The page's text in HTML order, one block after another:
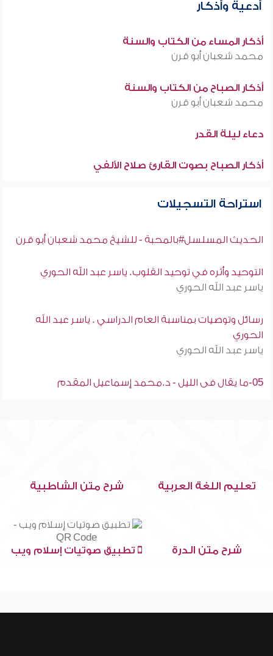
أدعية وأذكار
أذكار المساء من الكتاب والسنة
محمد شعبان أبو قرن
أذكار الصباح من الكتاب والسنة
محمد شعبان أبو قرن
دعاء ليلة القدر
أذكار الصباح بصوت القارئ صلاح الألفي
استراحة التسجيلات
الحديث المسلسل#بالمحبة - للشيخ محمد شعبان أبو قرن
التوحيد وأثره في توحيد القلوب. ياسر عبد الله الحوري
ياسر عبد الله الحوري
رسائل وتوصيات بمناسبة العام الدراسي . ياسر عبد الله
الحوري
ياسر عبد الله الحوري
05-ما يقال فى الليل - د.محمد إسماعيل المقدم
تعليم اللغة العربية شرح متن الشاطبية
شرح متن الدرة تطبيق صوتيات إسلام ويب